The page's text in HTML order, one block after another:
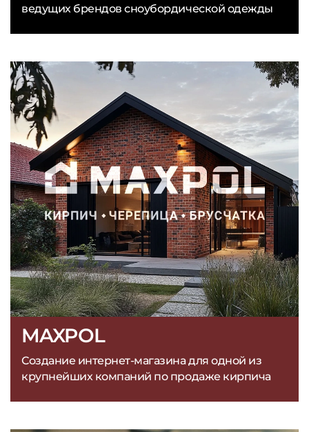
MAXPOL
Создание интернет-магазина для одной из
крупнейших компаний по продаже кирпича
ведущих брендов сноубордической одежды